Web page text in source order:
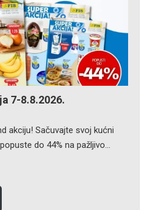
7-8.8.2026.
akciju! Sačuvajte svoj kućni
do 44% na pažljivo…